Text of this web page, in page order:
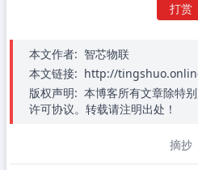
打赏
本文作者: 智芯物联
本文链接: http://
版权声明: 本博客所有文章除特
许可协议。转载请注明出处！
摘抄